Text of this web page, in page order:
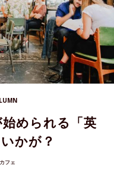
められる「英
かが？
フェ